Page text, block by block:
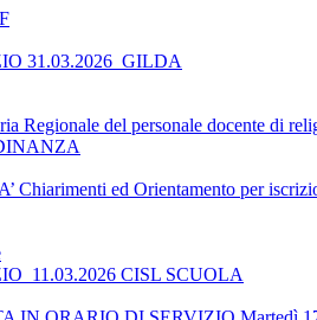
31.03.2026_GILDA
Regionale del personale docente di
ed Orientamento per
CISL SCUOLA